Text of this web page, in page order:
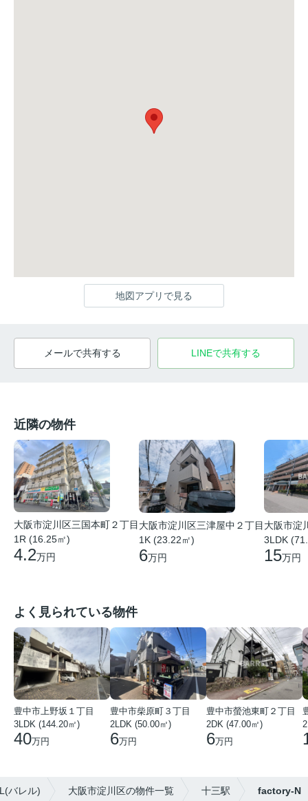
地図アプリで見る
メールで共有する LINEで共有する
近隣の物件
大阪市淀川区三国本町２丁目
1R (16.25㎡)
4.2万円
大阪市淀川区三津屋中２丁目
1K (23.22㎡)
6万円
大阪市淀
3LDK
15万円
よく見られている物件
豊中市上野坂１丁目
3LDK (144.20㎡)
40万円
豊中市柴原町３丁目
2LDK (50.00㎡)
6万円
豊中市螢池東町２丁目
2DK (47.00㎡)
6万円
バレル) 大阪市淀川区の物件一覧 十三駅 factory-N